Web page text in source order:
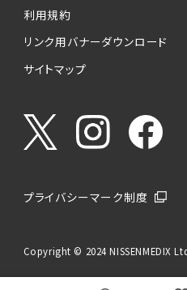
利用規約
リンク用バナーダウンロード
サイトマップ
プライバシーマーク制度
Copyright © 2024 NISSENMEDIX